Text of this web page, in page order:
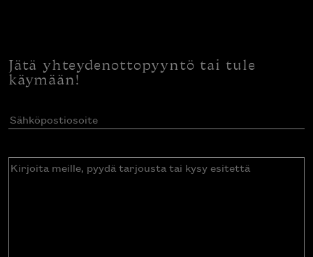
Jätä yhteydenottopyyntö tai tule
käymään!
Sähköpostiosoite(Pakollinen)
Kirjoita